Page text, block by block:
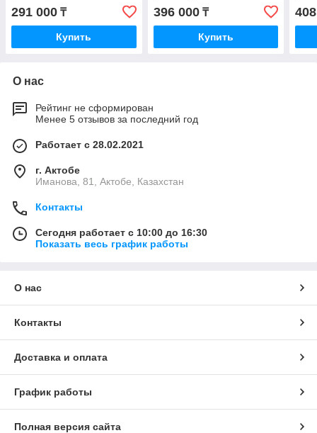
291 000 ₸
Купить
396 000₸
Купить
О нас
Рейтинг не сформирован
Менее 5 отзывов за последний год
Работает с 28.02.2021
г. Актобе
Иманова, 81, Актобе, Казахстан
Контакты
Сегодня работает с 10:00 до 16:30
Показать весь график работы
О нас
Контакты
Доставка и оплата
График работы
Полная версия сайта